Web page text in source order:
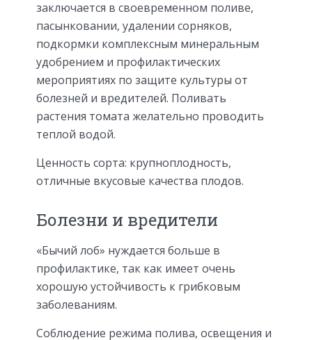
заключается в своевременном поливе,
пасынковании, удалении сорняков,
подкормки комплексным минеральным
удобрением и профилактических
мероприятиях по защите культуры от
болезней и вредителей. Поливать
растения томата желательно проводить
теплой водой.
Ценность сорта: крупноплодность,
отличные вкусовые качества плодов.
Болезни и вредители
«Бычий лоб» нуждается больше в
профилактике, так как имеет очень
хорошую устойчивость к грибковым
заболеваниям.
Соблюдение режима полива, освещения и